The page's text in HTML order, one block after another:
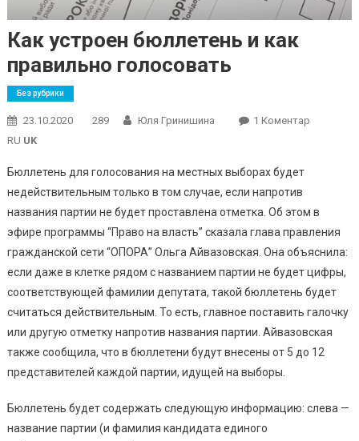
Как устроен бюллетень и как
правильно голосовать
Без рубрики
23.10.2020 289 Юля Гринишина 1 КоментарДо
Как
RU UK
Бюллетень для голосования на местных выборах будет
недействительным только в том случае, если напротив
названия партии не будет проставлена ​​отметка. Об этом в
эфире программы “Право на власть” сказала глава правления
гражданской сети “ОПОРА” Ольга Айвазовская. Она объяснила:
если даже в клетке рядом с названием партии не будет цифры,
соответствующей фамилии депутата, такой бюллетень будет
считаться действительным. То есть, главное поставить галочку
или другую отметку напротив названия партии. Айвазовская
также сообщила, что в бюллетени будут внесены от 5 до 12
представителей каждой партии, идущей на выборы.
Бюллетень будет содержать следующую информацию: слева —
название партии (и фамилия кандидата единого